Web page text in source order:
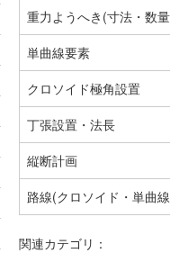
重力ようへき(寸法・数
単曲線要素
クロソイド極角設置
丁張設置・法長
縦断計画
路線(クロソイド・単曲
関連カテゴリ：